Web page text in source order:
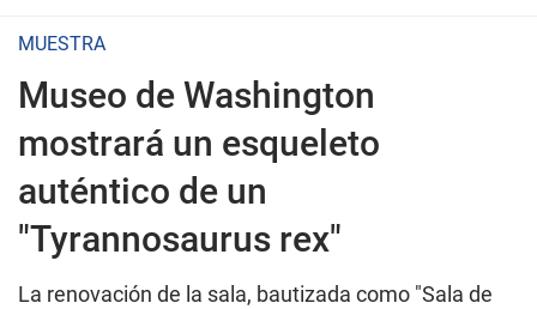
MUESTRA
Museo de Washington
mostrará un esqueleto
auténtico de un
"Tyrannosaurus rex"
La renovación de la sala, bautizada como "Sala de